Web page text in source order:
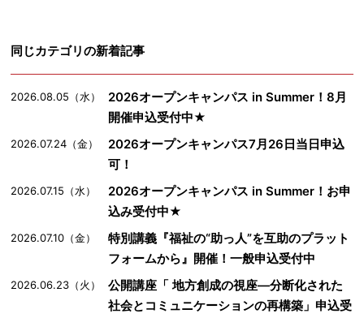
同じカテゴリの新着記事
2026.08.05（水）
2026オープンキャンパス in Summer！8月
開催申込受付中★
2026.07.24（金）
2026オープンキャンパス7月26日当日申込
可！
2026.07.15（水）
2026オープンキャンパス in Summer！お申
込み受付中★
2026.07.10（金）
特別講義『福祉の“助っ人”を互助のプラット
フォームから』開催！一般申込受付中
2026.06.23（火）
公開講座「 地方創成の視座―分断化された
社会とコミュニケーションの再構築」申込受